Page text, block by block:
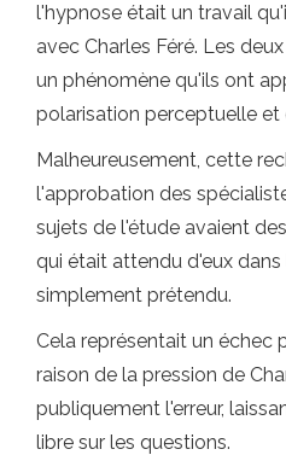
l'hypnose était un travail
avec Charles Féré. Les
un phénomène qu'ils ont
polarisation perceptuelle et
Malheureusement, cette
l'approbation des
sujets de l'étude avaient
qui était attendu d'eux
simplement prétendu.
Cela représentait un échec
raison de la pression de
publiquement l'erreur,
libre sur les questions.